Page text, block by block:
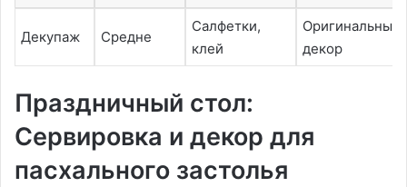
Декупаж Средне
Салфетки,
клей
Оригинальный
декор
Праздничный стол:
Сервировка и декор для
пасхального застолья